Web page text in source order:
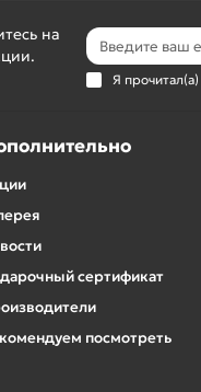
на
Я
сертификат
посмотреть